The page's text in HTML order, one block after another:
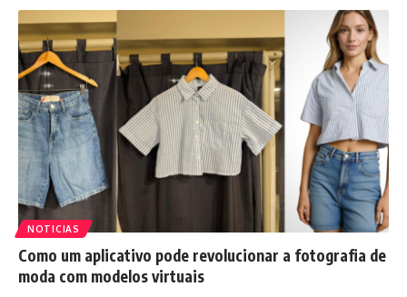
NOTICIAS
Como um aplicativo pode revolucionar a fotografia de
moda com modelos virtuais